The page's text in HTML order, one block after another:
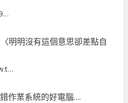
明明沒有這個意思卻差點自
作業系統的好電腦….